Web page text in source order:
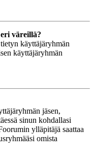
väreillä?
käyttäjäryhmän
käyttäjäryhmän
jäsen,
sinun kohdallasi
ylläpitäjä saattaa
omista